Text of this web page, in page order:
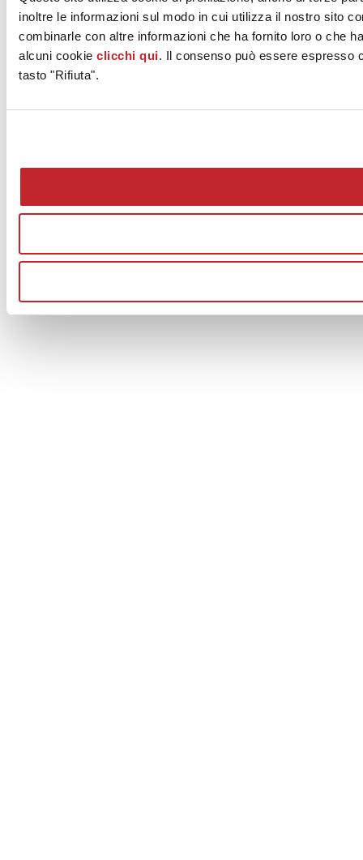
inoltre le informazioni sul modo in cui utilizza il nostro sito
combinarle con altre informazioni che ha fornito loro o che
alcuni cookie clicchi qui. Il consenso può essere espresso
tasto "Rifiuta".